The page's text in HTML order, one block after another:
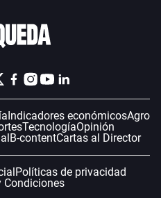
Indicadores económicosAgro
TecnologíaOpinión
B-contentCartas al Director
Políticas de privacidad
Condiciones